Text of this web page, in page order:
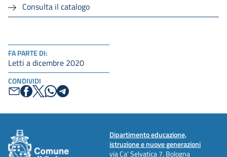
Consulta il catalogo
FA PARTE DI:
Letti a dicembre 2020
CONDIVIDI
Dipartimento educazione,
istruzione e nuove generazioni
via Ca' Selvatica 7, Bologna